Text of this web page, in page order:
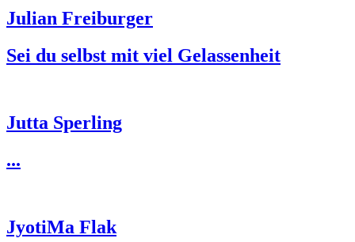
Julian Freiburger
Sei du selbst mit viel Gelassenheit
Jutta Sperling
...
JyotiMa Flak